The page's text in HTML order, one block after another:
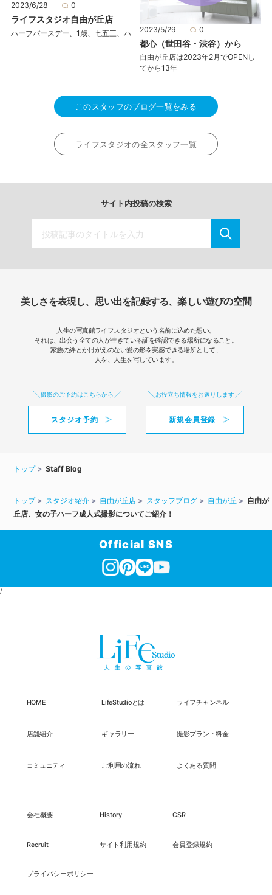
2023/6/28 0
ライフスタジオ自由が丘店
ハーフバースデー、1歳、七五三、ハ 2023/5/29 0
都心（世田谷・渋谷）から
自由が丘店は2023年2月でOPENし
てから13年
このスタッフのブログ一覧をみる
ライフスタジオの全スタッフ一覧
サイト内投稿の検索
美しさを表現し、思い出を記録する、楽しい遊びの空間
人生の写真館ライフスタジオという名前に込めた想い。
それは、出会う全ての人が生きている証を確認できる場所になること。
家族の絆とかけがえのない愛の形を実感できる場所として、
人を、人生を写しています。
撮影のご予約はこちらから
スタジオ予約
お役立ち情報をお送りします
新規会員登録
トップ Staff Blog
トップ スタジオ紹介 自由が丘店 スタッフブログ 自由が丘
自由が
丘店、女の子ハーフ成人式撮影についてご紹介！
Official SNS
/
HOME LifeStudioとは ライフチャンネル
店舗紹介 ギャラリー 撮影プラン・料金
コミュニティ ご利用の流れ よくある質問
会社概要 History CSR
Recruit サイト利用規約 会員登録規約
プライバシーポリシー